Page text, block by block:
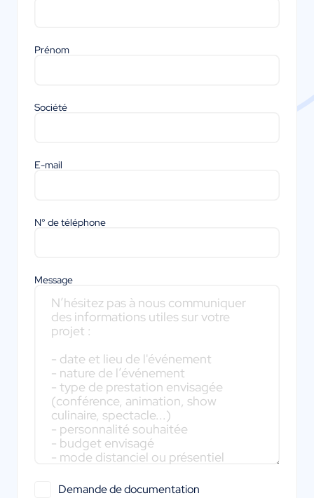
Prénom
Société
E-mail
N° de téléphone
Message
Demande de documentation